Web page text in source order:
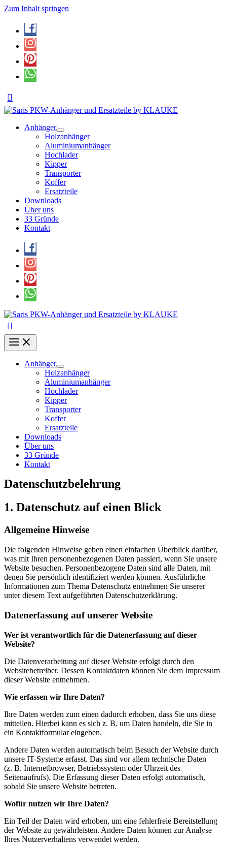
Zum Inhalt springen
Anhänger
Holzanhänger
Aluminiumanhänger
Hochlader
Kipper
Transporter
Koffer
Ersatzteile
Downloads
Über uns
33 Gründe
Kontakt
Anhänger
Holzanhänger
Aluminiumanhänger
Hochlader
Kipper
Transporter
Koffer
Ersatzteile
Downloads
Über uns
33 Gründe
Kontakt
Datenschutzbelehrung
1. Datenschutz auf einen Blick
Allgemeine Hinweise
Die folgenden Hinweise geben einen einfachen Überblick darüber,
was mit Ihren personenbezogenen Daten passiert, wenn Sie unsere
Website besuchen. Personenbezogene Daten sind alle Daten, mit
denen Sie persönlich identifiziert werden können. Ausführliche
Informationen zum Thema Datenschutz entnehmen Sie unserer
unter diesem Text aufgeführten Datenschutzerklärung.
Datenerfassung auf unserer Website
Wer ist verantwortlich für die Datenerfassung auf dieser
Website?
Die Datenverarbeitung auf dieser Website erfolgt durch den
Websitebetreiber. Dessen Kontaktdaten können Sie dem Impressum
dieser Website entnehmen.
Wie erfassen wir Ihre Daten?
Ihre Daten werden zum einen dadurch erhoben, dass Sie uns diese
mitteilen. Hierbei kann es sich z. B. um Daten handeln, die Sie in
ein Kontaktformular eingeben.
Andere Daten werden automatisch beim Besuch der Website durch
unsere IT-Systeme erfasst. Das sind vor allem technische Daten
(z. B. Internetbrowser, Betriebssystem oder Uhrzeit des
Seitenaufrufs). Die Erfassung dieser Daten erfolgt automatisch,
sobald Sie unsere Website betreten.
Wofür nutzen wir Ihre Daten?
Ein Teil der Daten wird erhoben, um eine fehlerfreie Bereitstellung
der Website zu gewährleisten. Andere Daten können zur Analyse
Ihres Nutzerverhaltens verwendet werden.